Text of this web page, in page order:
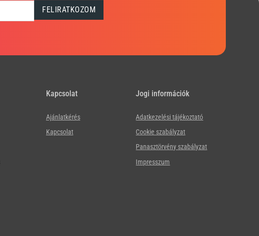
FELIRATKOZOM
Kapcsolat
Ajánlatkérés
Kapcsolat
Jogi információk
Adatkezelési tájékoztató
Cookie szabályzat
Panasztörvény szabályzat
Impresszum